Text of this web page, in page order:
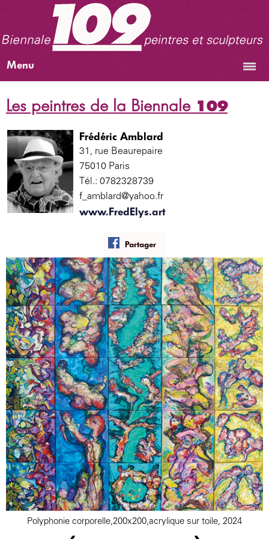
Menu
Les peintres de la Biennale 109
Frédéric Amblard
31, rue Beaurepaire
75010 Paris
Tél.: 0782328739
f_amblard@yahoo.fr
www.FredElys.art
Partager
Polyphonie corporelle,200x200,acrylique sur toile, 2024